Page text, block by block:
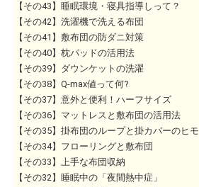
【その43】睡眠環境・寝具指導しって？
【その42】洗濯機で洗える布団
【その41】敷布団の防ダニ対策
【その40】枕パッドの活用法
【その39】ダウンケットの洗濯
【その38】Q-max値って何?
【その37】意外と便利！ハーフサイズ
【その36】マットレスと敷布団の活用法
【その35】掛布団のループと掛カバーのヒモ
【その34】フローリングと敷布団
【その33】上手な布団収納
【その32】睡眠中の「夜間熱中症」